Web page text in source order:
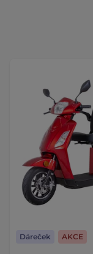
Dáreček AKCE